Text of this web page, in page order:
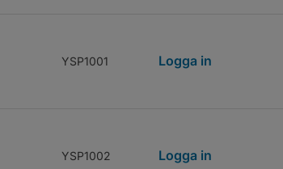
YSP1001 Logga in
YSP1002 Logga in